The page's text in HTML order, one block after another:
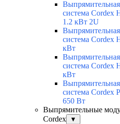
Выпрямительная
система Cordex
1.2 кВт 2U
Выпрямительная
система Cordex
кВт
Выпрямительная
система Cordex
кВт
Выпрямительная
система Cordex
650 Вт
Выпрямительные
Cordex
▼